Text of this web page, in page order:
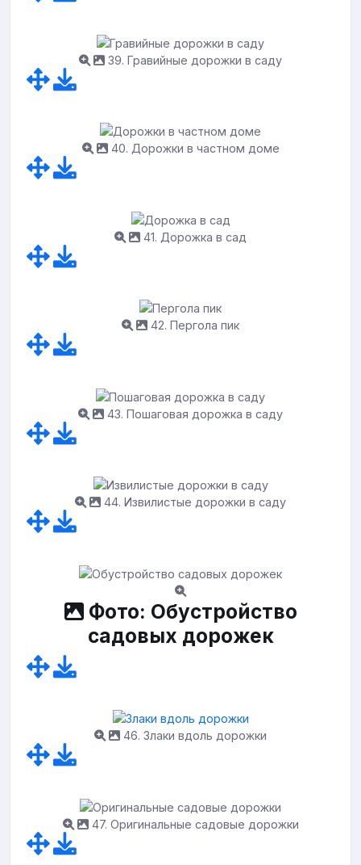
39. Гравийные дорожки в саду
40. Дорожки в частном доме
41. Дорожка в сад
42. Пергола пик
43. Пошаговая дорожка в саду
44. Извилистые дорожки в саду
Фото: Обустройство
садовых дорожек
46. Злаки вдоль дорожки
47. Оригинальные садовые дорожки